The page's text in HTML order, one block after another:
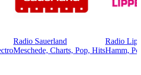
Radio Sauerland
Meschede, Charts, Pop, Hits
Radio
Hamm,